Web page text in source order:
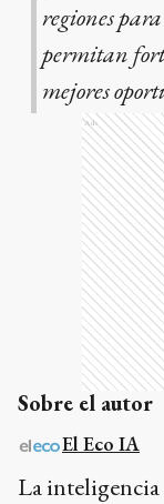
regiones
permitan
mejores
Ads
Sobre el autor
El Eco IA
La